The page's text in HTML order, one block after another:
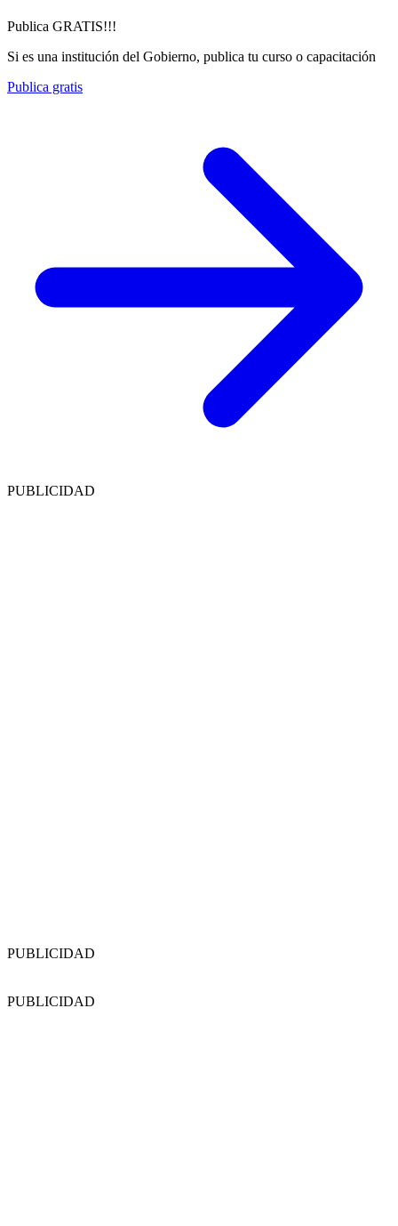
Publica GRATIS!!!
Si es una institución del Gobierno, publica tu curso o capacitación
Publica gratis
PUBLICIDAD
PUBLICIDAD
PUBLICIDAD